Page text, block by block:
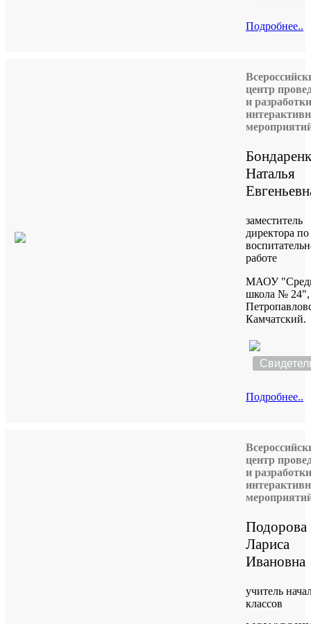
Подробнее..
центр
и разработки
Наталья
заместитель
директора по
работе
МАОУ
школа № 24",
Камчатский.
Подробнее..
центр
и разработки
Подорова
Лариса
Ивановна
учитель
классов